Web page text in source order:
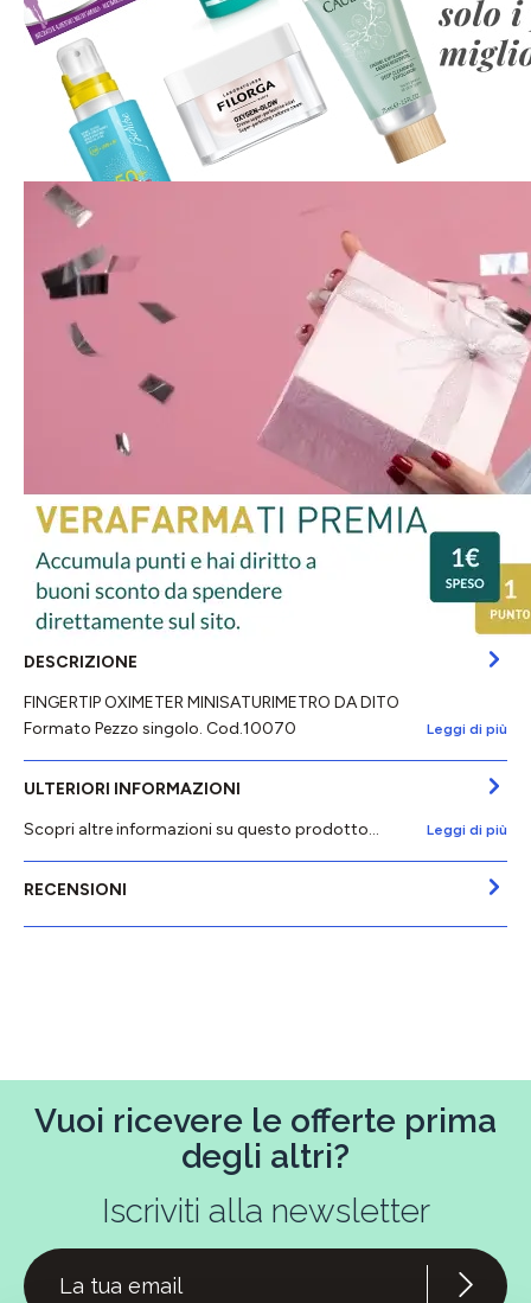
DESCRIZIONE
FINGERTIP OXIMETER MINISATURIMETRO DA DITO
Formato Pezzo singolo. Cod.10070
Leggi di più
ULTERIORI INFORMAZIONI
Scopri altre informazioni su questo prodotto...
Leggi di più
RECENSIONI
Vuoi ricevere le offerte prima
degli altri?
Iscriviti alla newsletter